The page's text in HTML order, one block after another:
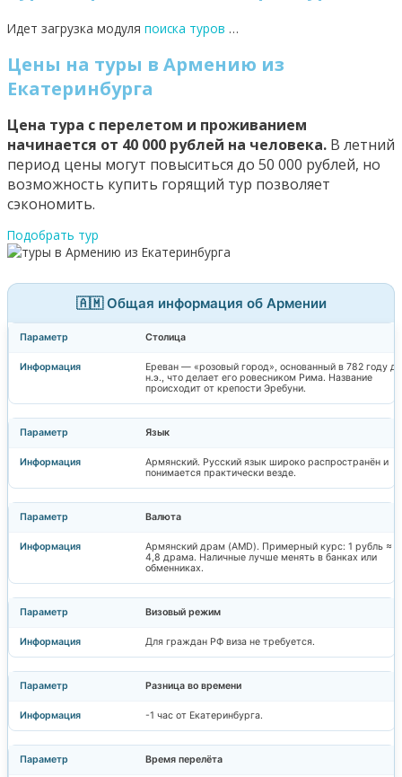
Идет загрузка модуля поиска туров …
Цены на туры в Армению из
Екатеринбурга
Цена тура с перелетом и проживанием
начинается от 40 000 рублей на человека. В летний
период цены могут повыситься до 50 000 рублей, но
возможность купить горящий тур позволяет
сэкономить.
Подобрать тур
🇦🇲 Общая информация об Армении
Столица
Ереван — «розовый город», основанный в 782 году до
н.э., что делает его ровесником Рима. Название
происходит от крепости Эребуни.
Язык
Армянский. Русский язык широко распространён и
понимается практически везде.
Валюта
Армянский драм (AMD). Примерный курс: 1 рубль ≈
4,8 драма. Наличные лучше менять в банках или
обменниках.
Визовый режим
Для граждан РФ виза не требуется.
Разница во времени
-1 час от Екатеринбурга.
Время перелёта